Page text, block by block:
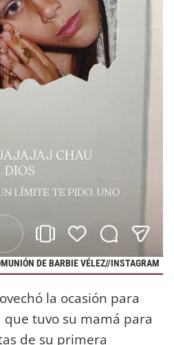
DE BARBIE VÉLEZ//INSTAGRAM
la ocasión para
tuvo su mamá para
de su primera